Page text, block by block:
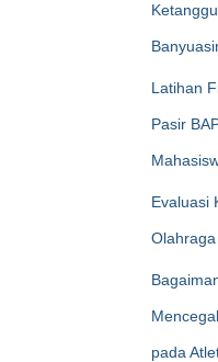
Latihan
Pasir
Evaluasi
pada